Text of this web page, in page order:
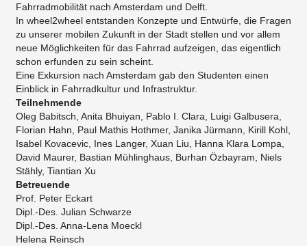
Fahrradmobilität nach Amsterdam und Delft.
In wheel2wheel entstanden Konzepte und Entwürfe, die Fragen
zu unserer mobilen Zukunft in der Stadt stellen und vor allem
neue Möglichkeiten für das Fahrrad aufzeigen, das eigentlich
schon erfunden zu sein scheint.
Eine Exkursion nach Amsterdam gab den Studenten einen
Einblick in Fahrradkultur und Infrastruktur.
Teilnehmende
Oleg Babitsch, Anita Bhuiyan, Pablo I. Clara, Luigi Galbusera,
Florian Hahn, Paul Mathis Hothmer, Janika Jürmann, Kirill Kohl,
Isabel Kovacevic, Ines Langer, Xuan Liu, Hanna Klara Lompa,
David Maurer, Bastian Mühlinghaus, Burhan Özbayram, Niels
Stähly, Tiantian Xu
Betreuende
Prof. Peter Eckart
Dipl.-Des. Julian Schwarze
Dipl.-Des. Anna-Lena Moeckl
Helena Reinsch